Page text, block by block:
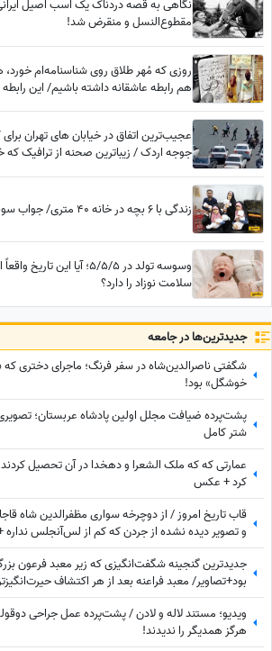
نگاهی به قصه دردناک یک اسب اصیل
مقطوع‌النسل و منقرض شد!
روزی که مُهر طلاق روی شناسنامه‌ام
هم رابطه عاشقانه داشته باشیم/ این رابطه
جوجه اردک / زیباترین صحنه از ترافیک
زندگی با 6 بچه در خانه 40 متری/ جواب سونوگرافی شگفت زده مان کرد
وسوسه تولد در 5/5/5؛ آیا
سلامت نوزاد را دارد؟
جدید‌ترین‌ها در جامعه
شگفتی ناصرالدین‌شاه در سفر فرنگ؛ ماجرای دختری که
خوشگل» بود!
پشت‌پرده ضیافت مجلل اولین پادشاه عربستان؛
شتر کامل
عمارتی که که ملک الشعرا و دهخدا در آن تحصیل
کرد + عکس
قاب تاریخ امروز / از دوچرخه سواری مظفرالدین شاه قاجار
و تصویر دیده نشده از جردن که کم از لس‌آنجلس
جدیدترین گنجینه شگفت‌انگیزی که زیر معبد فرعون
بود+تصاویر/ معبد فراعنه بعد از هر اکتشاف
ویدیو؛ مستند لاله و لادن / پشت‌پرده عمل جراحی
هرگز همدیگر را ندیدند!